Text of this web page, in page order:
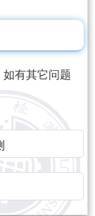
如有其它问题